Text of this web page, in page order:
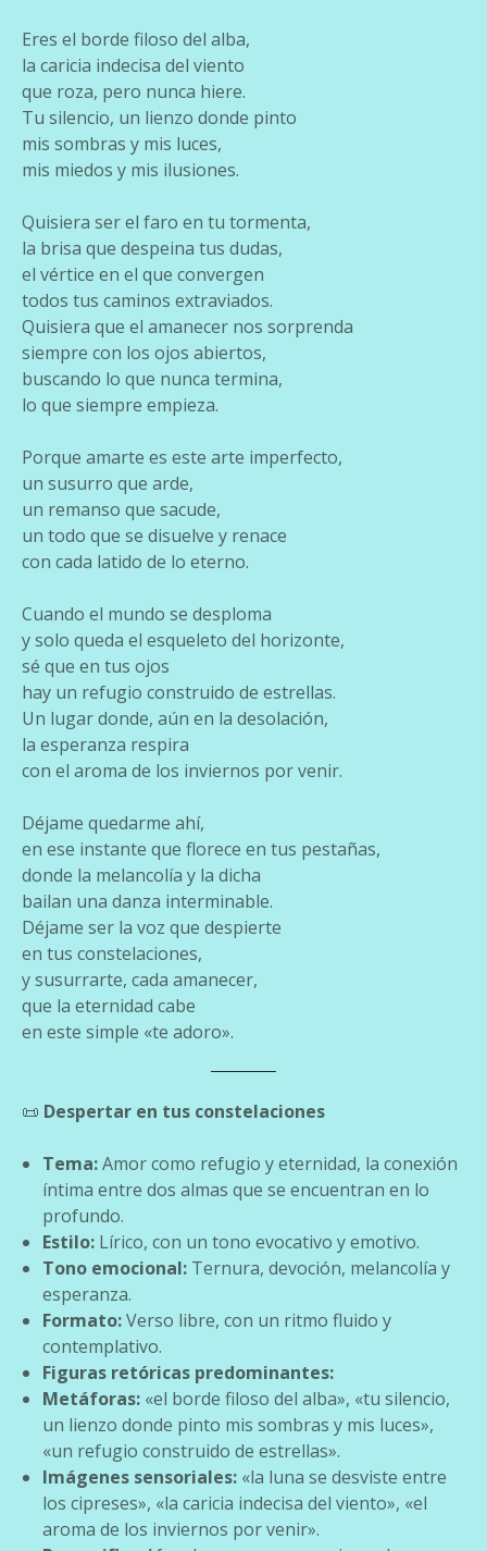
Eres el borde filoso del alba,
la caricia indecisa del viento
que roza, pero nunca hiere.
Tu silencio, un lienzo donde pinto
mis sombras y mis luces,
mis miedos y mis ilusiones.
Quisiera ser el faro en tu tormenta,
la brisa que despeina tus dudas,
el vértice en el que convergen
todos tus caminos extraviados.
Quisiera que el amanecer nos sorprenda
siempre con los ojos abiertos,
buscando lo que nunca termina,
lo que siempre empieza.
Porque amarte es este arte imperfecto,
un susurro que arde,
un remanso que sacude,
un todo que se disuelve y renace
con cada latido de lo eterno.
Cuando el mundo se desploma
y solo queda el esqueleto del horizonte,
sé que en tus ojos
hay un refugio construido de estrellas.
Un lugar donde, aún en la desolación,
la esperanza respira
con el aroma de los inviernos por venir.
Déjame quedarme ahí,
en ese instante que florece en tus pestañas,
donde la melancolía y la dicha
bailan una danza interminable.
Déjame ser la voz que despierte
en tus constelaciones,
y susurrarte, cada amanecer,
que la eternidad cabe
en este simple «te adoro».
📜 Despertar en tus constelaciones
Tema:Amor como refugio y eternidad, la conexión
íntima entre dos almas que se encuentran en lo
profundo.
Estilo: Lírico, con un tono evocativo y emotivo.
Tono emocional: Ternura, devoción, melancolía y
esperanza.
Formato:Verso libre, con un ritmo fluido y
contemplativo.
Figuras retóricas predominantes:
Metáforas: «el borde filoso del alba», «tu silencio,
un lienzo donde pinto mis sombras y mis luces»,
«un refugio construido de estrellas».
Imágenes sensoriales: «la luna se desviste entre
los cipreses», «la caricia indecisa del viento», «el
aroma de los inviernos por venir».